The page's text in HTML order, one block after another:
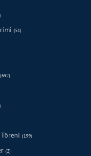
(51)
(692)
(199)
(2)